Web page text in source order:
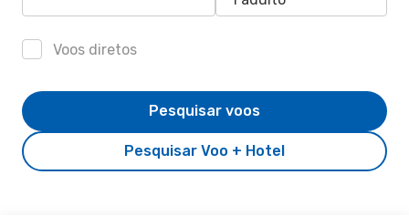
Voos diretos
Pesquisar Voo + Hotel
Pesquisar voos